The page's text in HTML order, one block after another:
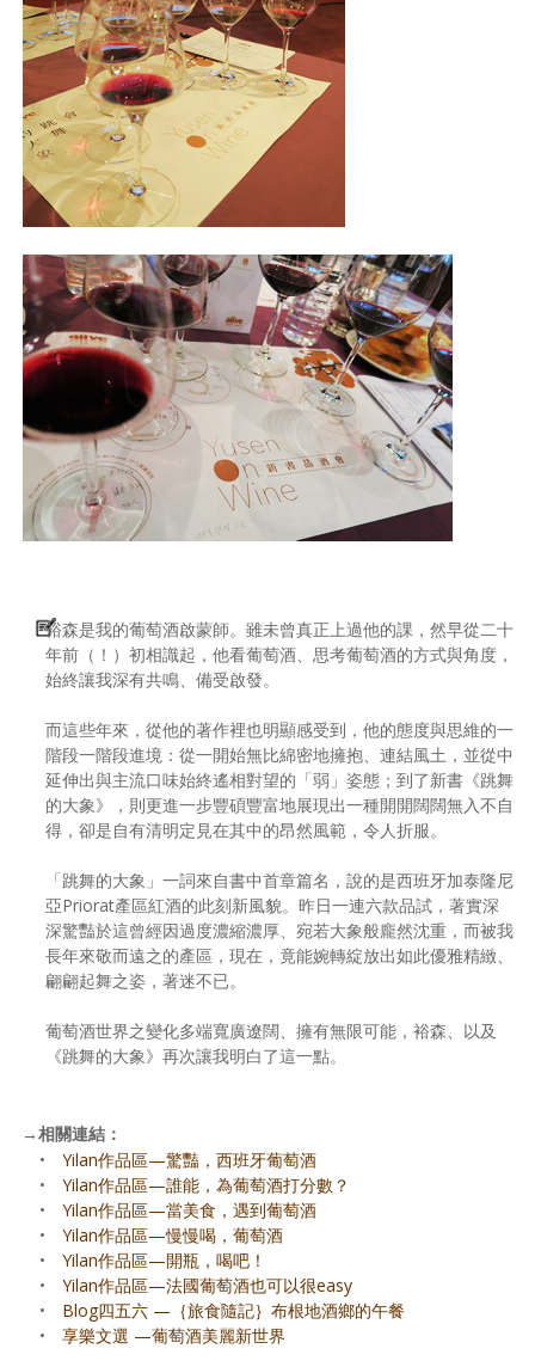
裕森是我的葡萄酒啟蒙師。雖未曾真正上過他的課，然早從二十
年前（！）初相識起，他看葡萄酒、思考葡萄酒的方式與角度，
始終讓我深有共鳴、備受啟發。
而這些年來，從他的著作裡也明顯感受到，他的態度與思維的一
階段一階段進境：從一開始無比綿密地擁抱、連結風土，並從中
延伸出與主流口味始終遙相對望的「弱」姿態；到了新書《跳舞
的大象》，則更進一步豐碩豐富地展現出一種開開闊闊無入不自
得，卻是自有清明定見在其中的昂然風範，令人折服。
「跳舞的大象」一詞來自書中首章篇名，說的是西班牙加泰隆尼
亞Priorat產區紅酒的此刻新風貌。昨日一連六款品試，著實深
深驚豔於這曾經因過度濃縮濃厚、宛若大象般龐然沈重，而被我
長年來敬而遠之的產區，現在，竟能婉轉綻放出如此優雅精緻、
翩翩起舞之姿，著迷不已。
葡萄酒世界之變化多端寬廣遼闊、擁有無限可能，裕森、以及
《跳舞的大象》再次讓我明白了這一點。
→相關連結：
•
Yilan作品區—驚豔，西班牙葡萄酒
•
Yilan作品區—誰能，為葡萄酒打分數？
•
Yilan作品區—當美食，遇到葡萄酒
•
Yilan作品區—慢慢喝，葡萄酒
•
Yilan作品區—開瓶，喝吧！
•
Yilan作品區—法國葡萄酒也可以很easy
•
Blog四五六 —｛旅食隨記｝布根地酒鄉的午餐
•
享樂文選 —葡萄酒美麗新世界